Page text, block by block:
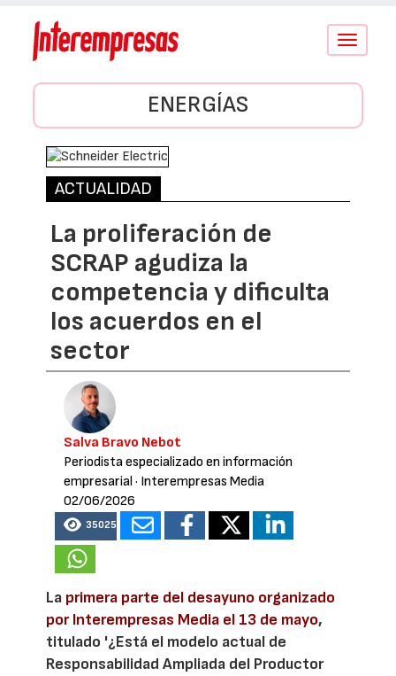
Conmutar
ENERGÍAS
ACTUALIDAD
La proliferación de
SCRAP agudiza la
competencia y dificulta
los acuerdos en el
sector
Salva Bravo Nebot
Periodista especializado en información
empresarial· Interempresas Media
02/06/2026
35025
La primera parte del desayuno organizado
por Interempresas Media el 13 de mayo,
titulado '¿Está el modelo actual de
Responsabilidad Ampliada del Productor